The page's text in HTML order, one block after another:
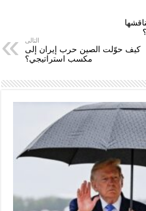
التالى
كيف حوّلت الصين حرب إيران إلى
مكسب استراتيجي؟